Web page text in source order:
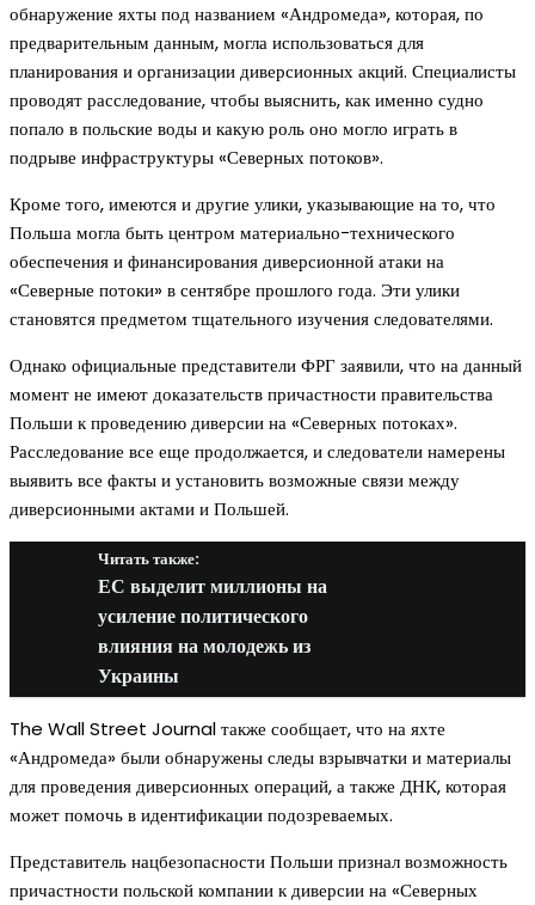
обнаружение яхты под названием «Андромеда», которая, по
предварительным данным, могла использоваться для
планирования и организации диверсионных акций. Специалисты
проводят расследование, чтобы выяснить, как именно судно
попало в польские воды и какую роль оно могло играть в
подрыве инфраструктуры «Северных потоков».
Кроме того, имеются и другие улики, указывающие на то, что
Польша могла быть центром материально-технического
обеспечения и финансирования диверсионной атаки на
«Северные потоки» в сентябре прошлого года. Эти улики
становятся предметом тщательного изучения следователями.
Однако официальные представители ФРГ заявили, что на данный
момент не имеют доказательств причастности правительства
Польши к проведению диверсии на «Северных потоках».
Расследование все еще продолжается, и следователи намерены
выявить все факты и установить возможные связи между
диверсионными актами и Польшей.
Читать также:
ЕС выделит миллионы на
усиление политического
влияния на молодежь из
Украины
The Wall Street Journal также сообщает, что на яхте
«Андромеда» были обнаружены следы взрывчатки и материалы
для проведения диверсионных операций, а также ДНК, которая
может помочь в идентификации подозреваемых.
Представитель нацбезопасности Польши признал возможность
причастности польской компании к диверсии на «Северных